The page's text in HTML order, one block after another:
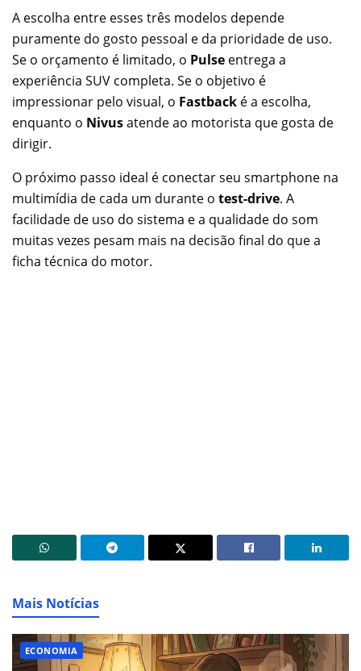
A escolha entre esses três modelos depende
puramente do gosto pessoal e da prioridade de uso.
Se o orçamento é limitado, o Pulse entrega a
experiência SUV completa. Se o objetivo é
impressionar pelo visual, o Fastback é a escolha,
enquanto o Nivusatende ao motorista que gosta de
dirigir.
O próximo passo ideal é conectar seu smartphone na
multimídia de cada um durante o test-drive. A
facilidade de uso do sistema e a qualidade do som
muitas vezes pesam mais na decisão final do que a
ficha técnica do motor.
Mais Notícias
ECONOMIA